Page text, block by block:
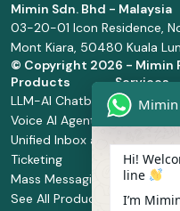
Mimin Sdn. Bhd - Malaysia
03-20-01 Icon Residence,
Mont Kiara, 50480 Kuala
© Copyright 2026 - Mimin
Products
LLM-AI Chatbot
Voice AI Agents
Unified Inbox and
Ticketing
Mass Messaging
See All Products
Services
Solution
and
Manage
Integration
Service
Mimin
Hi!
line
I’m